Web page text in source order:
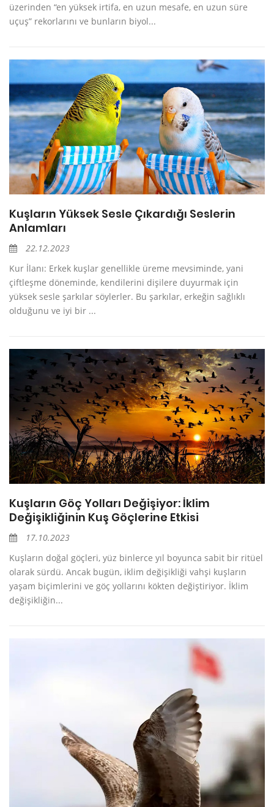
üzerinden “en yüksek irtifa, en uzun mesafe, en uzun süre
uçuş” rekorlarını ve bunların biyol...
Kuşların Yüksek Sesle Çıkardığı Seslerin
Anlamları
22.12.2023
Kur İlanı: Erkek kuşlar genellikle üreme mevsiminde, yani
çiftleşme döneminde, kendilerini dişilere duyurmak için
yüksek sesle şarkılar söylerler. Bu şarkılar, erkeğin sağlıklı
olduğunu ve iyi bir ...
Kuşların Göç Yolları Değişiyor: İklim
Değişikliğinin Kuş Göçlerine Etkisi
17.10.2023
Kuşların doğal göçleri, yüz binlerce yıl boyunca sabit bir ritüel
olarak sürdü. Ancak bugün, iklim değişikliği vahşi kuşların
yaşam biçimlerini ve göç yollarını kökten değiştiriyor. İklim
değişikliğin...